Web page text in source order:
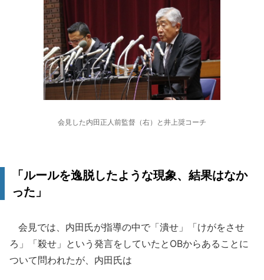
会見した内田正人前監督（右）と井上奨コーチ
「ルールを逸脱したような現象、結果はなか
った」
会見では、内田氏が指導の中で「潰せ」「けがをさせ
ろ」「殺せ」という発言をしていたとOBからあることに
ついて問われたが、内田氏は